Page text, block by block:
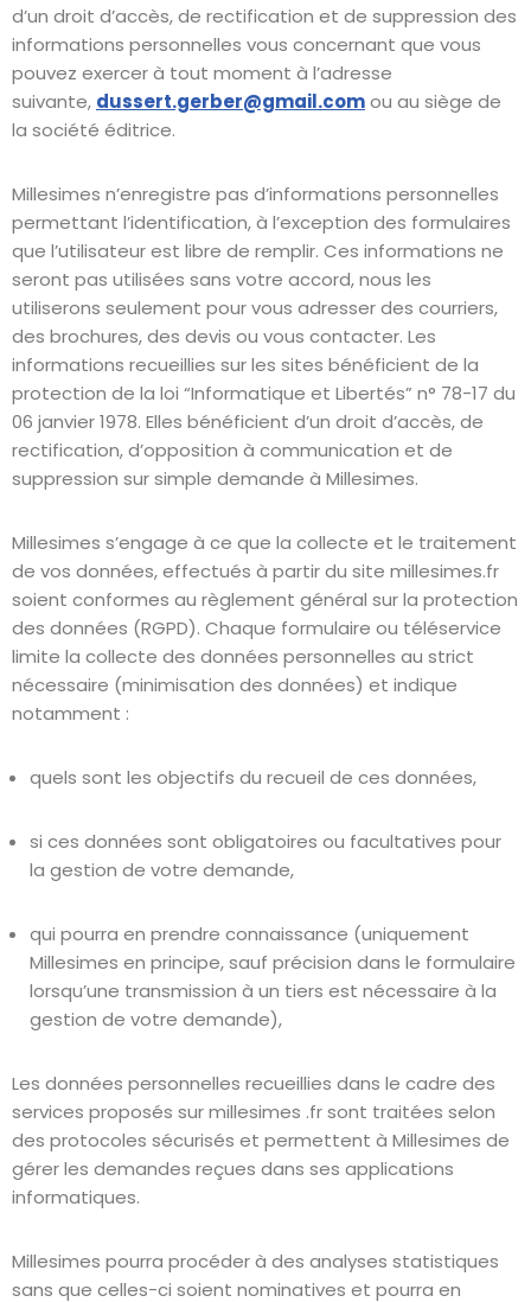
d’un droit d’accès, de rectification et de suppression des
informations personnelles vous concernant que vous
pouvez exercer à tout moment à l’adresse
suivante, dussert.gerber@gmail.comou au siège de
la société éditrice.
Millesimes n’enregistre pas d’informations personnelles
permettant l’identification, à l’exception des formulaires
que l’utilisateur est libre de remplir. Ces informations ne
seront pas utilisées sans votre accord, nous les
utiliserons seulement pour vous adresser des courriers,
des brochures, des devis ou vous contacter. Les
informations recueillies sur les sites bénéficient de la
protection de la loi “Informatique et Libertés” n° 78-17 du
06 janvier 1978. Elles bénéficient d’un droit d’accès, de
rectification, d’opposition à communication et de
suppression sur simple demande à Millesimes.
Millesimes s’engage à ce que la collecte et le traitement
de vos données, effectués à partir du site millesimes.fr
soient conformes au règlement général sur la protection
des données (RGPD). Chaque formulaire ou téléservice
limite la collecte des données personnelles au strict
nécessaire (minimisation des données) et indique
notamment :
quels sont les objectifs du recueil de ces données,
si ces données sont obligatoires ou facultatives pour
la gestion de votre demande,
qui pourra en prendre connaissance (uniquement
Millesimes en principe, sauf précision dans le formulaire
lorsqu’une transmission à un tiers est nécessaire à la
gestion de votre demande),
Les données personnelles recueillies dans le cadre des
services proposés sur millesimes .fr sont traitées selon
des protocoles sécurisés et permettent à Millesimes de
gérer les demandes reçues dans ses applications
informatiques.
Millesimes pourra procéder à des analyses statistiques
sans que celles-ci soient nominatives et pourra en